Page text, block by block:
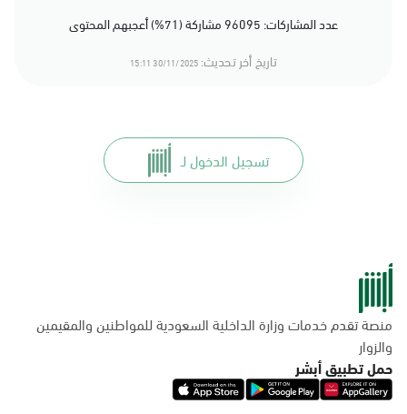
عدد المشاركات: 96095 مشاركة (71%) أعجبهم المحتوى
تاريخ أخر تحديث: 30/11/2025 15:11
تسجيل الدخول لـ
منصة تقدم خدمات وزارة الداخلية السعودية للمواطنين والمقيمين
والزوار
حمل تطبيق أبشر